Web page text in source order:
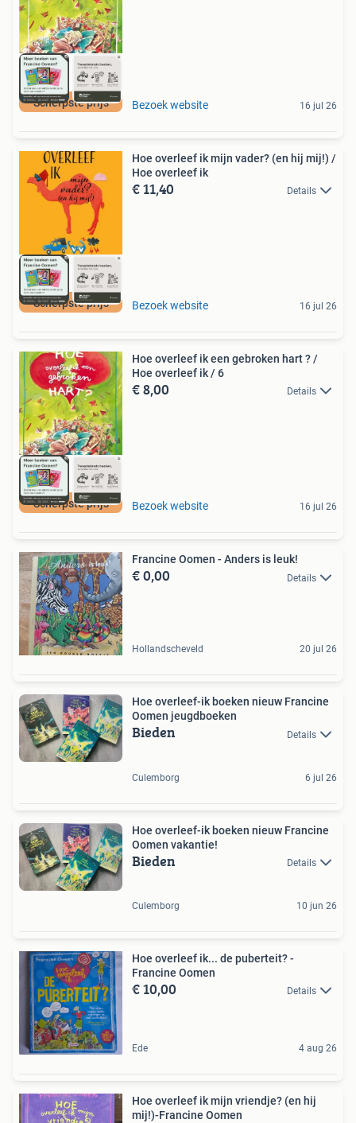
Scherpste prijs Bezoek website 16 jul 26
Scherpste prijs
Hoe overleef ik mijn vader? (en hij mij!) /
Hoe overleef ik
€ 11,40 Details
Bezoek website 16 jul 26
Scherpste prijs
Hoe overleef ik een gebroken hart ? /
Hoe overleef ik / 6
€ 8,00 Details
Bezoek website 16 jul 26
Francine Oomen - Anders is leuk!
€ 0,00 Details
Hollandscheveld 20 jul 26
Hoe overleef-ik boeken nieuw Francine
Oomen jeugdboeken
Bieden Details
Culemborg 6 jul 26
Hoe overleef-ik boeken nieuw Francine
Oomen vakantie!
Bieden Details
Culemborg 10 jun 26
Hoe overleef ik... de puberteit? -
Francine Oomen
€ 10,00 Details
Ede 4 aug 26
Hoe overleef ik mijn vriendje? (en hij
mij!)-Francine Oomen